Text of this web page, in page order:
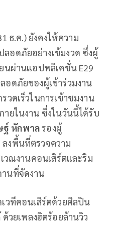
ธ.ค.) ยังคงให้ความ
อดภัยอย่างเข้มงวด ซึ่งผู้
นผ่านแอปพลิเคชั่น E29
ดภัยของผู้เข้าร่วมงาน
วดเร็วในการเข้าชมงาน
ยในงาน ซึ่งในวันนี้ได้รับ
ฐ์ หักพาลรองผู้
งพื้นที่ตรวจความ
วณงานคอนเสิร์ตและริม
นที่จัดงาน
วทีคอนเสิร์ตด้วยศิลปิน
ด้วยเพลงฮิตร้อยล้านวิว